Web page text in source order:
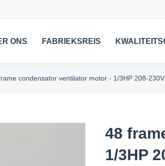
ONS FABRIEKSREIS
condensator ventilator motor - 1/3HP 208-
48
1/3HP